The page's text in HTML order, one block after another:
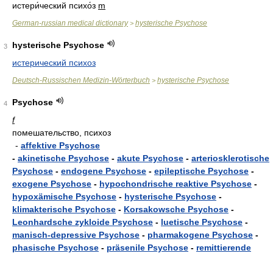
истери́ческий психо́з m
German-russian medical dictionary> hysterische Psychose
3
hysterische Psychose
истерический психоз
Deutsch-Russischen Medizin-Wörterbuch > hysterische Psychose
4
Psychose
f
помешательство, психоз
- affektive Psychose
- akinetische Psychose - akute Psychose - arteriosklerotische
Psychose - endogene Psychose - epileptische Psychose -
exogene Psychose - hypochondrische reaktive Psychose -
hypoxämische Psychose - hysterische Psychose -
klimakterische Psychose - Korsakowsche Psychose -
Leonhardsche zykloide Psychose - luetische Psychose -
manisch-depressive Psychose - pharmakogene Psychose -
phasische Psychose - präsenile Psychose - remittierende